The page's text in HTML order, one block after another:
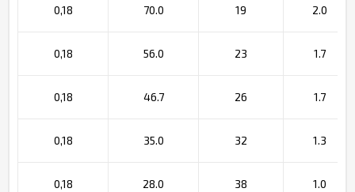
0,18 70.0 19 2.0
0,18 56.0 23 1.7
0,18 46.7 26 1.7
0,18 35.0 32 1.3
0,18 28.0 38 1.0